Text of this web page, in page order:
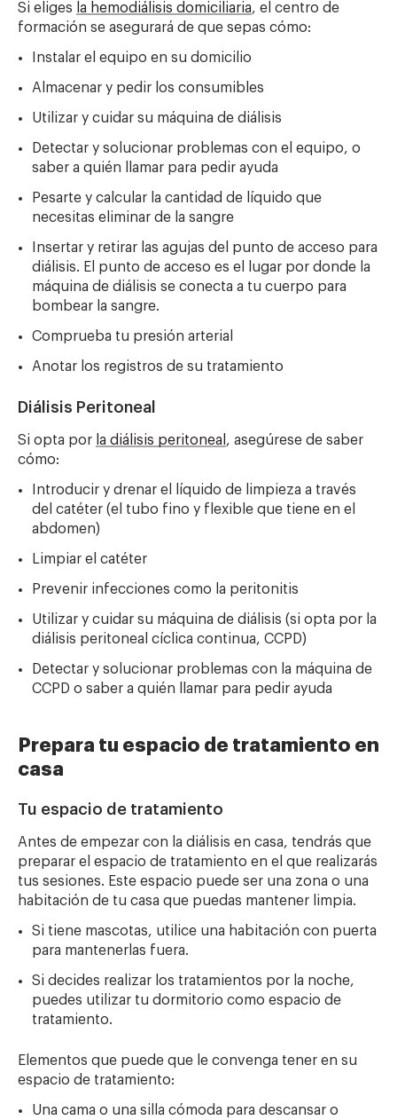
Si eliges la hemodiálisis domiciliaria, el centro de
formación se asegurará de que sepas cómo:
Instalar el equipo en su domicilio
Almacenar y pedir los consumibles
Utilizar y cuidar su máquina de diálisis
Detectar y solucionar problemas con el equipo, o
saber a quién llamar para pedir ayuda
Pesarte y calcular la cantidad de líquido que
necesitas eliminar de la sangre
Insertar y retirar las agujas del punto de acceso para
diálisis. El punto de acceso es el lugar por donde la
máquina de diálisis se conecta a tu cuerpo para
bombear la sangre.
Comprueba tu presión arterial
Anotar los registros de su tratamiento
Diálisis Peritoneal
Si opta por la diálisis peritoneal , asegúrese de saber
cómo:
Introducir y drenar el líquido de limpieza a través
del catéter (el tubo fino y flexible que tiene en el
abdomen)
Limpiar el catéter
Prevenir infecciones como la peritonitis
Utilizar y cuidar su máquina de diálisis (si opta por la
diálisis peritoneal cíclica continua, CCPD)
Detectar y solucionar problemas con la máquina de
CCPD o saber a quién llamar para pedir ayuda
Prepara tu espacio de tratamiento en
casa
Tu espacio de tratamiento
Antes de empezar con la diálisis en casa, tendrás que
preparar el espacio de tratamiento en el que realizarás
tus sesiones. Este espacio puede ser una zona o una
habitación de tu casa que puedas mantener limpia.
Si tiene mascotas, utilice una habitación con puerta
para mantenerlas fuera.
Si decides realizar los tratamientos por la noche,
puedes utilizar tu dormitorio como espacio de
tratamiento.
Elementos que puede que le convenga tener en su
espacio de tratamiento:
Una cama o una silla cómoda para descansar o